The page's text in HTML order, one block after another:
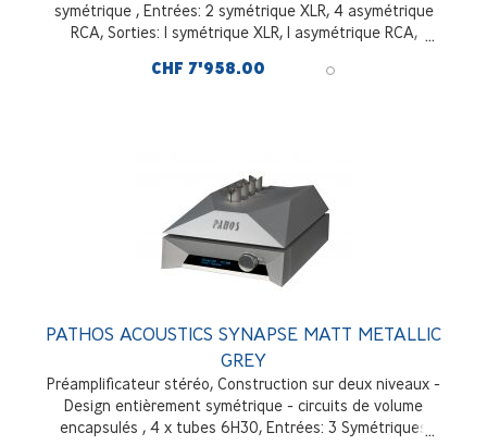
symétrique , Entrées: 2 symétrique XLR, 4 asymétrique
RCA, Sorties: 1 symétrique XLR, 1 asymétrique RCA,
CHF 7'958.00
PATHOS ACOUSTICS SYNAPSE MATT METALLIC
GREY
Préamplificateur stéréo, Construction sur deux niveaux -
Design entièrement symétrique - circuits de volume
encapsulés , 4 x tubes 6H30, Entrées: 3 Symétriques